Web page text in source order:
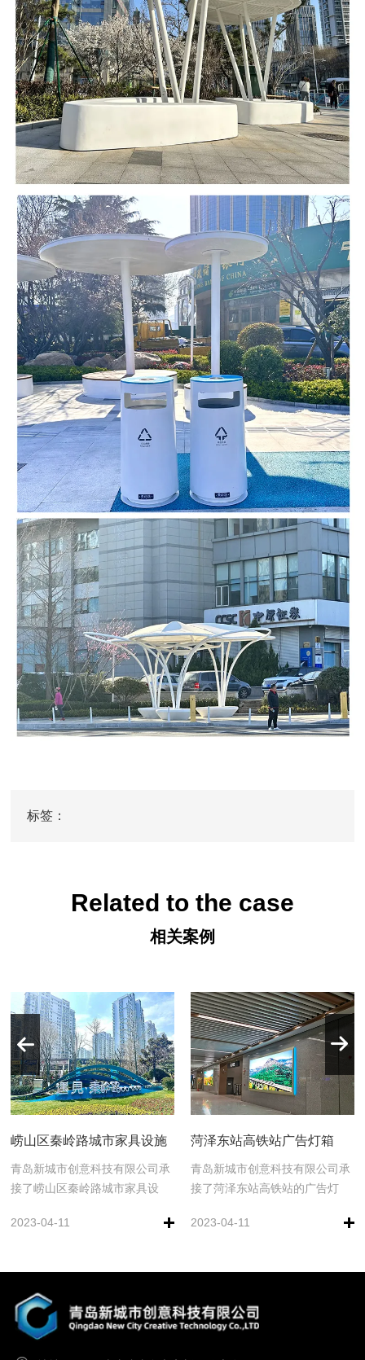
标签：
Related to the case
相关案例
MORE
崂山区秦岭路城市家具设施
青岛新城市创意科技有限公司承
接了崂山区秦岭路城市家具设
公交候车厅，景观小品等设施。
2023-04-11
MORE
菏泽东站高铁站广告灯箱
青岛新城市创意科技有限公司承
接了菏泽东站高铁站的广告灯
2023-04-11